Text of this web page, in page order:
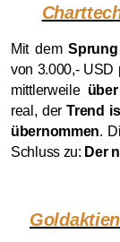
Mit dem
von 3.000,- USD
mittlerweile
real, derTrend
übernommen.
Schluss zu: Der